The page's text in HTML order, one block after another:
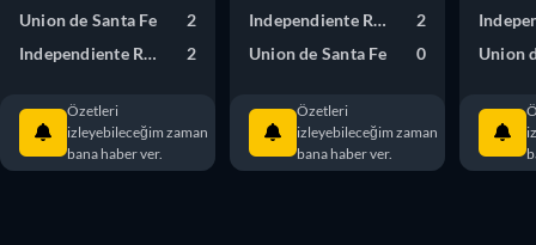
Union de Santa Fe
2
Independiente Rivadavia De Mendoza
2
Özetleri
izleyebileceğim zaman
bana haber ver.
Independiente Rivadavia De Mendoza
2
Union de Santa Fe
0
Özetleri
izleyebileceğim zaman
bana haber ver.
Union